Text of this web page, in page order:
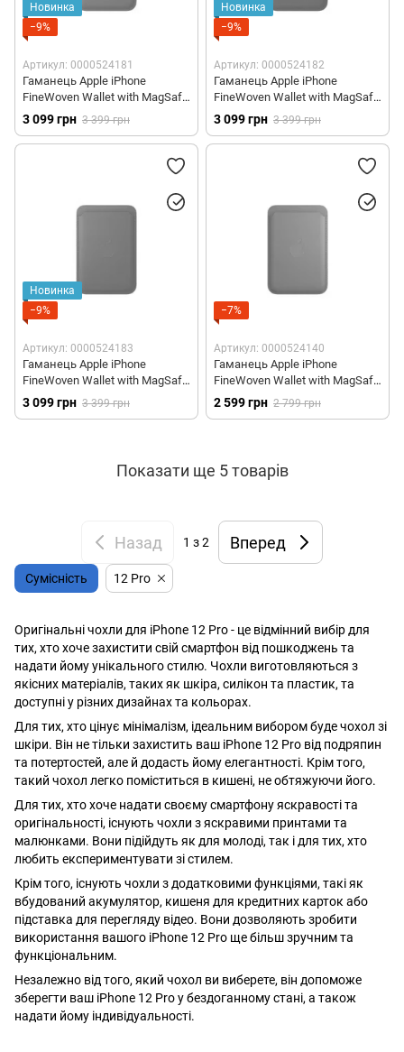
Новинка
−9%
Артикул: 0000524181
Гаманець Apple iPhone
FineWoven Wallet with MagSafe
- Black (MA6W4)
3 099 грн 3 399 грн
Новинка
−9%
Артикул: 0000524182
Гаманець Apple iPhone
FineWoven Wallet with MagSafe
- Deep Blue (MA6X4)
3 099 грн 3 399 грн
Новинка
−9%
Артикул: 0000524183
Гаманець Apple iPhone
FineWoven Wallet with MagSafe
- Blackberry (MA7A4)
3 099 грн 3 399 грн
−7%
Артикул: 0000524140
Гаманець Apple iPhone
FineWoven Wallet with MagSafe
- Black (MT2N3)
2 599 грн 2 799 грн
Показати ще 5 товарів
Назад 1 з 2 Вперед
Оригінальні чохли для iPhone 12 Pro - це відмінний вибір для
тих, хто хоче захистити свій смартфон від пошкоджень та
надати йому унікального стилю. Чохли виготовляються з
якісних матеріалів, таких як шкіра, силікон та пластик, та
доступні у різних дизайнах та кольорах.
Для тих, хто цінує мінімалізм, ідеальним вибором буде чохол зі
шкіри. Він не тільки захистить ваш iPhone 12 Pro від подряпин
та потертостей, але й додасть йому елегантності. Крім того,
такий чохол легко поміститься в кишені, не обтяжуючи його.
Для тих, хто хоче надати своєму смартфону яскравості та
оригінальності, існують чохли з яскравими принтами та
малюнками. Вони підійдуть як для молоді, так і для тих, хто
любить експериментувати зі стилем.
Крім того, існують чохли з додатковими функціями, такі як
вбудований акумулятор, кишеня для кредитних карток або
підставка для перегляду відео. Вони дозволяють зробити
використання вашого iPhone 12 Pro ще більш зручним та
функціональним.
Незалежно від того, який чохол ви виберете, він допоможе
зберегти ваш iPhone 12 Pro у бездоганному стані, а також
надати йому індивідуальності.
Сумісність 12 Pro